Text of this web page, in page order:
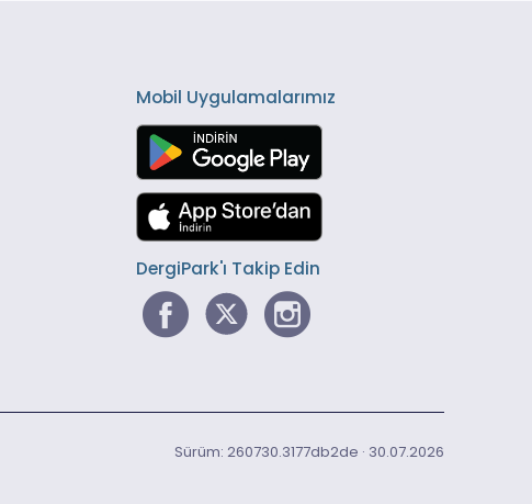
Mobil Uygulamalarımız
DergiPark'ı Takip Edin
Sürüm: 260730.3177db2de · 30.07.2026